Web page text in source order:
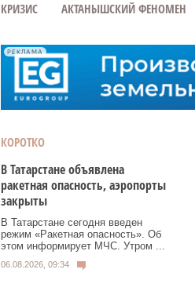
КРИЗИС АКТАНЫШСКИЙ ФЕНОМЕН
РЕКЛАМА
КОРОТКО
В Татарстане объявлена
ракетная опасность, аэропорты
закрыты
В Татарстане сегодня введен
режим «Ракетная опасность». Об
этом информирует МЧС. Утром ...
06.08.2026, 09:34